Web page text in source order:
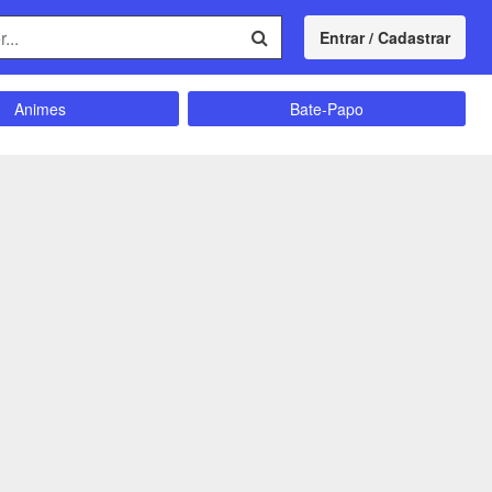
Entrar / Cadastrar
Animes
Bate-Papo